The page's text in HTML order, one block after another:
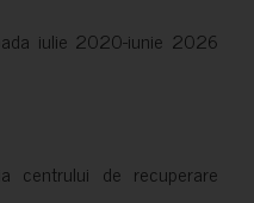
iulie 2020-iunie 2026
centrului de recuperare